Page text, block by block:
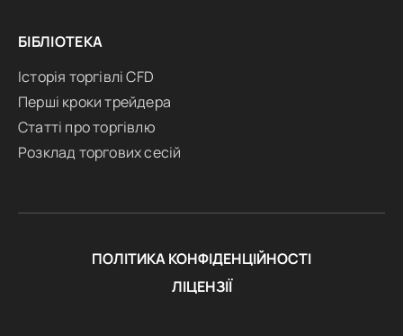
БІБЛІОТЕКА
Історія торгівлі CFD
Перші кроки трейдера
Статті про торгівлю
Розклад торгових сесій
ПОЛІТИКА КОНФІДЕНЦІЙНОСТІ
ЛІЦЕНЗІЇ